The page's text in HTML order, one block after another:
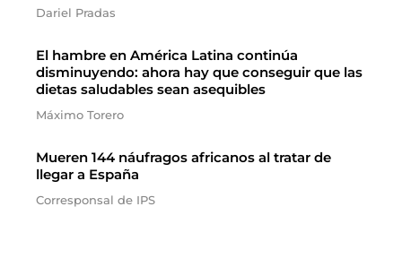
Dariel Pradas
El hambre en América Latina continúa
disminuyendo: ahora hay que conseguir que las
dietas saludables sean asequibles
Máximo Torero
Mueren 144 náufragos africanos al tratar de
llegar a España
Corresponsal de IPS